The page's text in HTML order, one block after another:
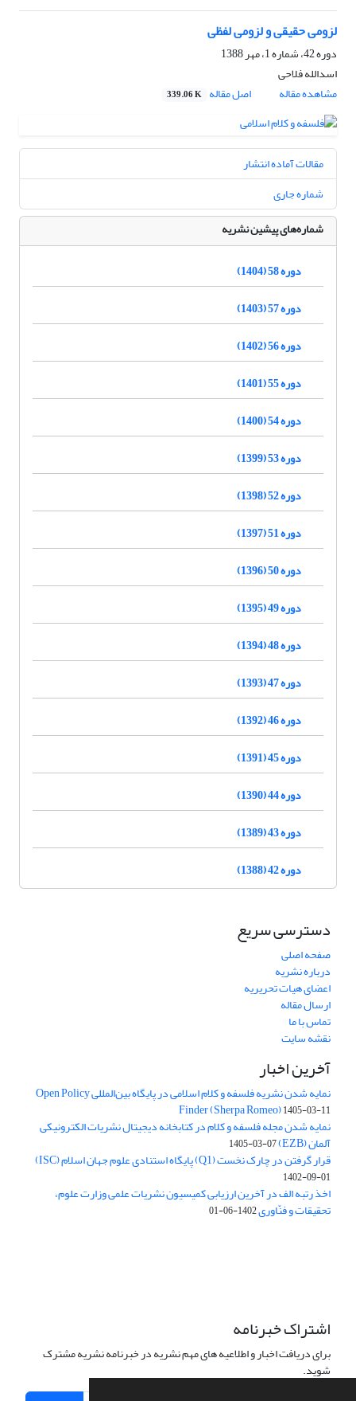
لزومی حقیقی و لزومی لفظی
دوره 42، شماره 1، مهر 1388
اسدالله فلاحی
مشاهده مقاله
اصل مقاله 339.06 K
مقالات آماده انتشار
شماره جاری
شماره‌های پیشین نشریه
دوره 58 (1404)
دوره 57 (1403)
دوره 56 (1402)
دوره 55 (1401)
دوره 54 (1400)
دوره 53 (1399)
دوره 52 (1398)
دوره 51 (1397)
دوره 50 (1396)
دوره 49 (1395)
دوره 48 (1394)
دوره 47 (1393)
دوره 46 (1392)
دوره 45 (1391)
دوره 44 (1390)
دوره 43 (1389)
دوره 42 (1388)
دسترسی سریع
صفحه اصلی
درباره نشریه
اعضای هیات تحریریه
ارسال مقاله
تماس با ما
نقشه سایت
آخرین اخبار
نمایه شدن نشریه فلسفه و کلام اسلامی در پایگاه بین‌المللی Open Policy
Finder (Sherpa Romeo)1405-03-11
نمایه شدن مجله فلسفه و کلام در کتابخانه دیجیتال نشریات الکترونیکی
آلمان (EZB) 1405-03-07
قرار گرفتن در چارک نخست (Q1) پایگاه استنادی علوم جهان اسلام (ISC)
1402-09-01
اخذ رتبه الف در آخرین ارزیابی کمیسیون نشریات علمی وزارت علوم،
تحقیقات و فنّاوری1402-06-01
اشتراک خبرنامه
برای دریافت اخبار و اطلاعیه های مهم نشریه در خبرنامه نشریه مشترک
شوید.